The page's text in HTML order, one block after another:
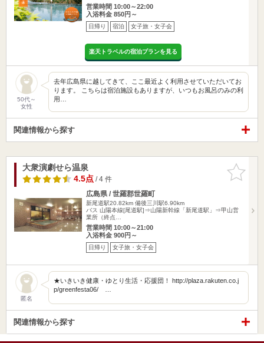
営業時間 10:00～22:00
入浴料金 850円～
日帰り 宿泊 女子旅・女子会
楽天トラベルの宿泊プランを見る
50代～
女性
去年広島県に越してきて、ここ最近よく利用させていただいてお
ります。 こちらは宿泊施設もありますが、いつもお風呂のみの利
用…
関連情報から探す
お気に入
りに追加
大衆演劇せら温泉
4.5点/ 4 件
広島県 / 世羅郡世羅町
新尾道駅20.82km 備後三川駅6.90km
バス 山陽本線[尾道駅]⇒山陽新幹線「新尾道駅」⇒甲山営
業所（終点…
営業時間 10:00～21:00
入浴料金 900円～
日帰り 女子旅・女子会
匿名
★いきいき健康・ゆとり生活・応援団！ http://plaza.rakuten.co.j
p/greenfesta06/ …
関連情報から探す